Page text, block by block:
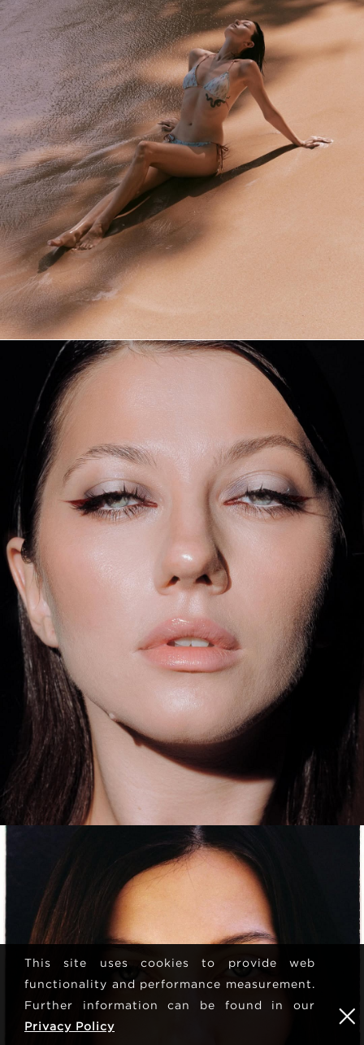
This site uses cookies to provide web
functionality and performance measurement.
Further information can be found in our
Privacy Policy